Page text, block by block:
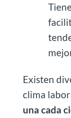
Existen
clima
una cada